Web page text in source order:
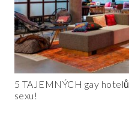
5 TAJEMNÝCH gay
sexu!